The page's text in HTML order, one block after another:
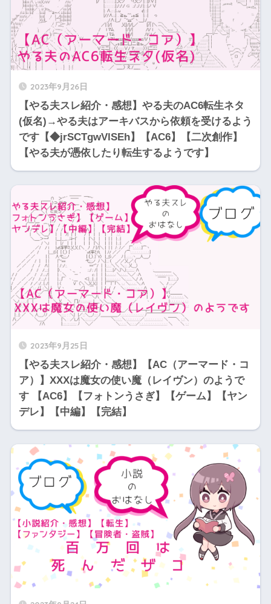
2023年9月26日
【やる夫スレ紹介・感想】やる夫のAC6転生ネタ
(仮名)→やる夫はアーキバスから依頼を受けるよう
です【◆jrSCTgwVlSEh】【AC6】【二次創作】
【やる夫が憑依したり転生するようです】
2023年9月25日
【やる夫スレ紹介・感想】【AC（アーマード・コ
ア）】XXXは魔女の使い魔（レイヴン）のようで
す 【AC6】【フォトンうさぎ】【ゲーム】【ヤン
デレ】【中編】【完結】